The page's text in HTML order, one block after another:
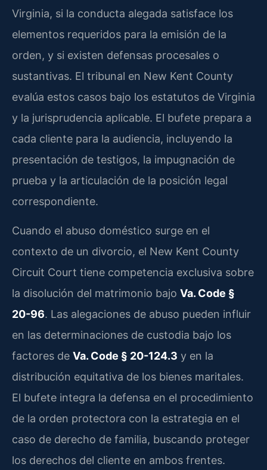
Virginia, si la conducta alegada satisface los
elementos requeridos para la emisión de la
orden, y si existen defensas procesales o
sustantivas. El tribunal en New Kent County
evalúa estos casos bajo los estatutos de Virginia
y la jurisprudencia aplicable. El bufete prepara a
cada cliente para la audiencia, incluyendo la
presentación de testigos, la impugnación de
prueba y la articulación de la posición legal
correspondiente.
Cuando el abuso doméstico surge en el
contexto de un divorcio, el New Kent County
Circuit Court tiene competencia exclusiva sobre
la disolución del matrimonio bajo Va. Code §
20-96. Las alegaciones de abuso pueden influir
en las determinaciones de custodia bajo los
factores de Va. Code § 20-124.3 y en la
distribución equitativa de los bienes maritales.
El bufete integra la defensa en el procedimiento
de la orden protectora con la estrategia en el
caso de derecho de familia, buscando proteger
los derechos del cliente en ambos frentes.